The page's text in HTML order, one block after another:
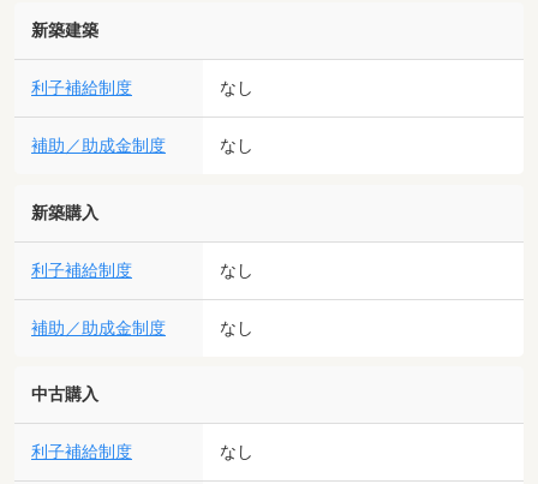
新築建築
利子補給制度 なし
補助／助成金制度 なし
新築購入
利子補給制度 なし
補助／助成金制度 なし
中古購入
利子補給制度 なし